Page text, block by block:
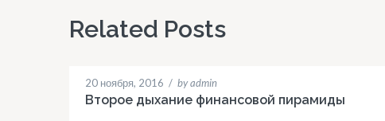
Related Posts
20 ноября, 2016 / by admin
Второе дыхание финансовой пирамиды